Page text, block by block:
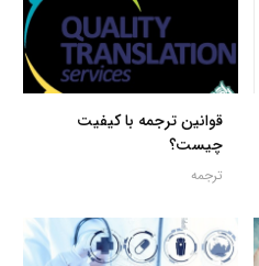
قوانین ترجمه با کیفیت
چیست؟
ترجمه